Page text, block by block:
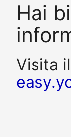
Hai
Visita